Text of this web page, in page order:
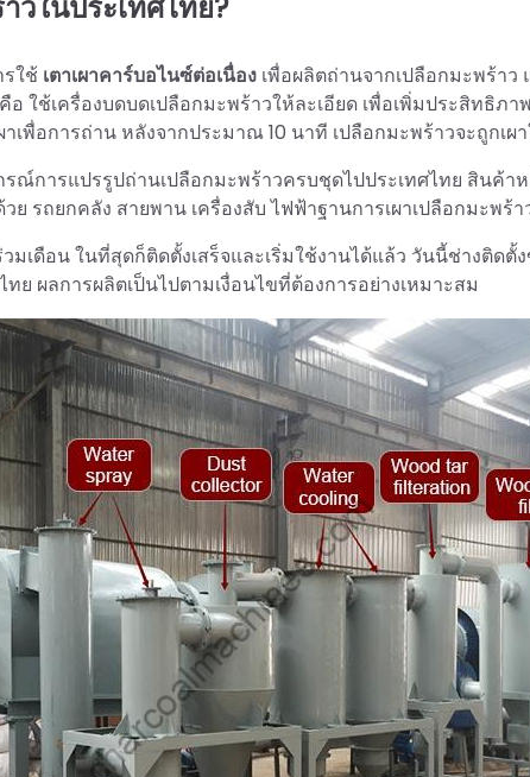
วในประเทศไทย?
ใช้ เตาเผาคาร์บอไนซ์ต่อเนื่อง เพื่อผลิตถ่านจากเปลือกมะพร้าว
ใช้เครื่องบดบดเปลือกมะพร้าวให้ละเอียด เพื่อเพิ่มประสิทธิภ
าเพื่อการถ่าน หลังจากประมาณ 10 นาที เปลือกมะพร้าวจะถูกเผ
รณ์การแปรรูปถ่านเปลือกมะพร้าวครบชุดไปประเทศไทย สินค้า
รถยกคลัง สายพาน เครื่องสับ ไฟฟ้าฐานการเผาเปลือกมะพร้
เดือน ในที่สุดก็ติดตั้งเสร็จและเริ่มใช้งานได้แล้ว วันนี้ช่างติดตั้
ย ผลการผลิตเป็นไปตามเงื่อนไขที่ต้องการอย่างเหมาะสม